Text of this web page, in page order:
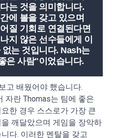
는 것을 의미합니다.
에 볼을 갖고 있으며
질 기회로 연결된다면
지 않은 선수들에게 이
는 것입니다. Nash는
은 사람"이었습니다.
고 배웠어야 했습니다.
자란 Thomas는 팀에 좋은
한 경우 스스로가 가장 큰
깨달았으며 게임을 장악하
다. 이러한 멘탈을 갖고